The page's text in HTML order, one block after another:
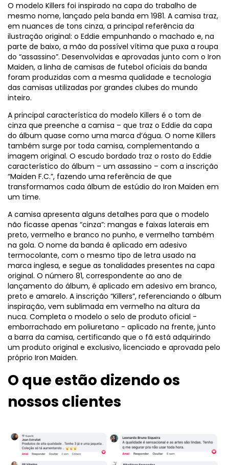
O modelo Killers foi inspirado na capa do trabalho de
mesmo nome, lançado pela banda em 1981. A camisa traz,
em nuances de tons cinza, a principal referência da
ilustração original: o Eddie empunhando o machado e, na
parte de baixo, a mão da possível vítima que puxa a roupa
do “assassino”. Desenvolvidas e aprovadas junto com o Iron
Maiden, a linha de camisas de futebol oficiais da banda
foram produzidas com a mesma qualidade e tecnologia
das camisas utilizadas por grandes clubes do mundo
inteiro.
A principal característica do modelo Killers é o tom de
cinza que preenche a camisa – que traz o Eddie da capa
do álbum quase como uma marca d’água. O nome Killers
também surge por toda camisa, complementando a
imagem original. O escudo bordado traz o rosto do Eddie
característico do álbum – um assassino – com a inscrição
“Maiden F.C.”, fazendo uma referência de que
transformamos cada álbum de estúdio do Iron Maiden em
um time.
A camisa apresenta alguns detalhes para que o modelo
não ficasse apenas “cinza”: mangas e faixas laterais em
preto, vermelho e branco no punho, e vermelho também
na gola. O nome da banda é aplicado em adesivo
termocolante, com o mesmo tipo de letra usado na
marca inglesa, e segue as tonalidades presentes na capa
original. O número 81, correspondente ao ano de
lançamento do álbum, é aplicado em adesivo em branco,
preto e amarelo. A inscrição “Killers”, referenciando o álbum
inspiração, vem sublimada em vermelho na altura da
nuca. Completa o modelo o selo de produto oficial -
emborrachado em poliuretano - aplicado na frente, junto
a barra da camisa, certificando que o fã está adquirindo
um produto original e exclusivo, licenciado e aprovada pelo
próprio Iron Maiden.
O que estão dizendo os
nossos clientes